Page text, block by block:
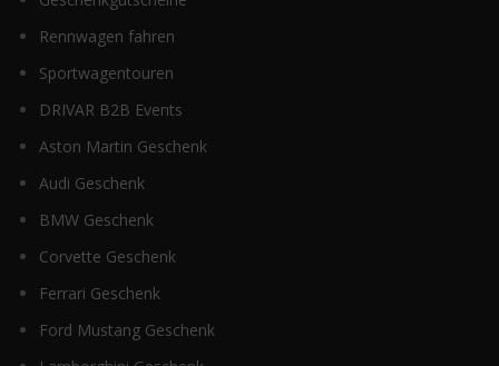
Rennwagen fahren
Sportwagentouren
DRIVAR B2B Events
Aston Martin Geschenk
Audi Geschenk
BMW Geschenk
Corvette Geschenk
Ferrari Geschenk
Ford Mustang Geschenk